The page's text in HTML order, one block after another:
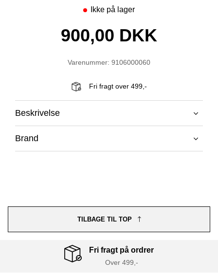
Ikke på lager
900,00 DKK
Varenummer: 9106000060
Fri fragt over 499,-
Beskrivelse
Brand
TILBAGE TIL TOP
Fri fragt på ordrer
Over 499,-